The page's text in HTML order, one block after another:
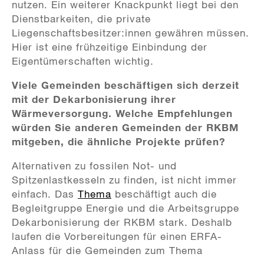
nutzen. Ein weiterer Knackpunkt liegt bei den
Dienstbarkeiten, die private
Liegenschaftsbesitzer:innen gewähren müssen.
Hier ist eine frühzeitige Einbindung der
Eigentümerschaften wichtig.
Viele Gemeinden beschäftigen sich derzeit
mit der Dekarbonisierung ihrer
Wärmeversorgung. Welche Empfehlungen
würden Sie anderen Gemeinden der RKBM
mitgeben, die ähnliche Projekte prüfen?
Alternativen zu fossilen Not- und
Spitzenlastkesseln zu finden, ist nicht immer
einfach. Das Thema beschäftigt auch die
Begleitgruppe Energie und die Arbeitsgruppe
Dekarbonisierung der RKBM stark. Deshalb
laufen die Vorbereitungen für einen ERFA-
Anlass für die Gemeinden zum Thema